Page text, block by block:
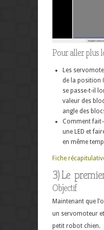
Pour aller plus
Les
de la position
se passe-t-il
valeur des
angle des
Comment
une LED et
en même
Fiche
3) Le
Objectif
Maintenant que
un servomoteur
petit robot chien.